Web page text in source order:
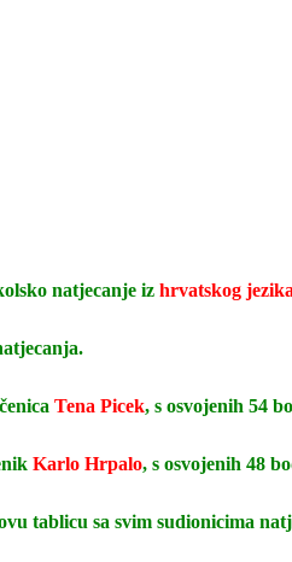
natjecanje iz hrvatskog jezika
Tena Picek, s osvojenih 54
Karlo Hrpalo, s osvojenih 48
tablicu sa svim sudionicima